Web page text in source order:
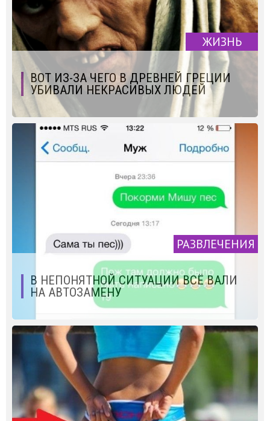
ЖИЗНЬ
ВОТ ИЗ-ЗА ЧЕГО В ДРЕВНЕЙ ГРЕЦИИ
УБИВАЛИ НЕКРАСИВЫХ ЛЮДЕЙ
РАЗВЛЕЧЕНИЯ
В НЕПОНЯТНОЙ СИТУАЦИИ ВСЁ ВАЛИ
НА АВТОЗАМЕНУ